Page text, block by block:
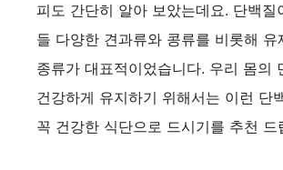
피도 간단히 알아 보았는데요. 단백질
들 다양한 견과류와 콩류를 비롯해 유
종류가 대표적이었습니다. 우리 몸의
건강하게 유지하기 위해서는 이런 단
꼭 건강한 식단으로 드시기를 추천 드